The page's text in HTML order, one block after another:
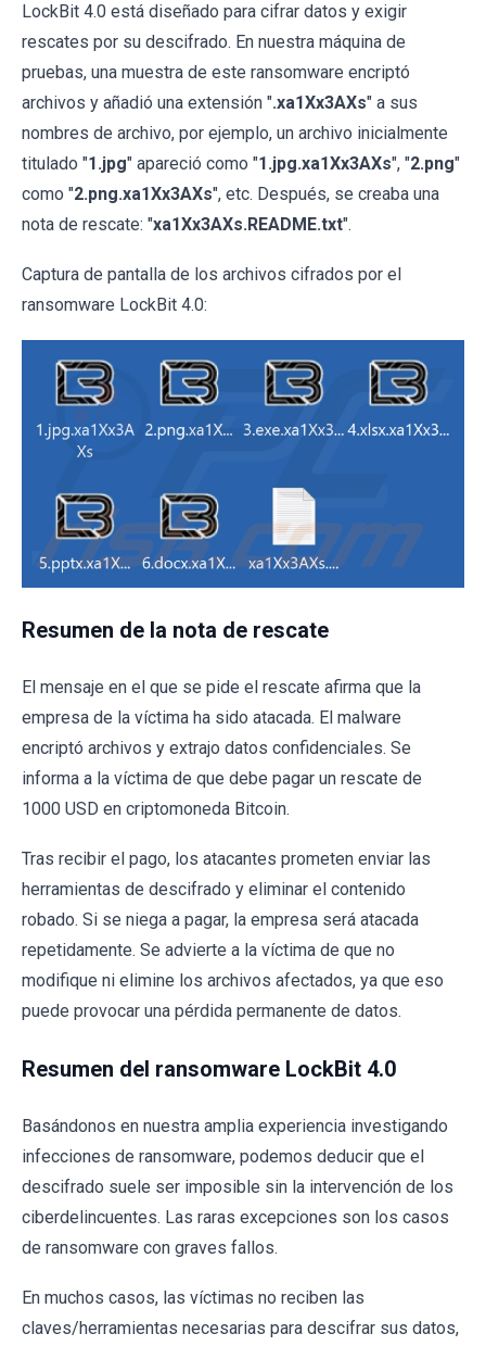
LockBit 4.0 está diseñado para cifrar datos y exigir
rescates por su descifrado. En nuestra máquina de
pruebas, una muestra de este ransomware encriptó
archivos y añadió una extensión ".xa1Xx3AXs" a sus
nombres de archivo, por ejemplo, un archivo inicialmente
titulado "1.jpg" apareció como "1.jpg.xa1Xx3AXs", "2.png"
como "2.png.xa1Xx3AXs", etc. Después, se creaba una
nota de rescate: "xa1Xx3AXs.README.txt".
Captura de pantalla de los archivos cifrados por el
ransomware LockBit 4.0:
Resumen de la nota de rescate
El mensaje en el que se pide el rescate afirma que la
empresa de la víctima ha sido atacada. El malware
encriptó archivos y extrajo datos confidenciales. Se
informa a la víctima de que debe pagar un rescate de
1000 USD en criptomoneda Bitcoin.
Tras recibir el pago, los atacantes prometen enviar las
herramientas de descifrado y eliminar el contenido
robado. Si se niega a pagar, la empresa será atacada
repetidamente. Se advierte a la víctima de que no
modifique ni elimine los archivos afectados, ya que eso
puede provocar una pérdida permanente de datos.
Resumen del ransomware LockBit 4.0
Basándonos en nuestra amplia experiencia investigando
infecciones de ransomware, podemos deducir que el
descifrado suele ser imposible sin la intervención de los
ciberdelincuentes. Las raras excepciones son los casos
de ransomware con graves fallos.
En muchos casos, las víctimas no reciben las
claves/herramientas necesarias para descifrar sus datos,